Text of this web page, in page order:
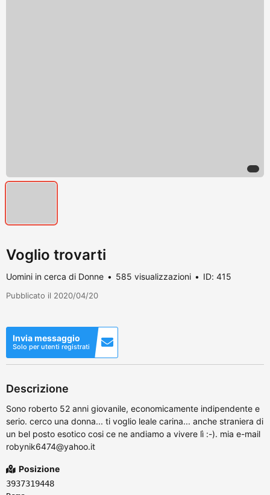
Voglio trovarti
Uomini in cerca di Donne 585 visualizzazioni ID: 415
Pubblicato il 2020/04/20
Invia messaggio
Solo per utenti registrati
Descrizione
Sono roberto 52 anni giovanile, economicamente indipendente e
serio. cerco una donna... ti voglio leale carina... anche straniera di
un bel posto esotico cosi ce ne andiamo a vivere lì :-). mia e-mail
robynik6474@yahoo.it
Posizione
3937319448